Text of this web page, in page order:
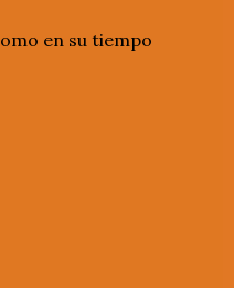
en su tiempo